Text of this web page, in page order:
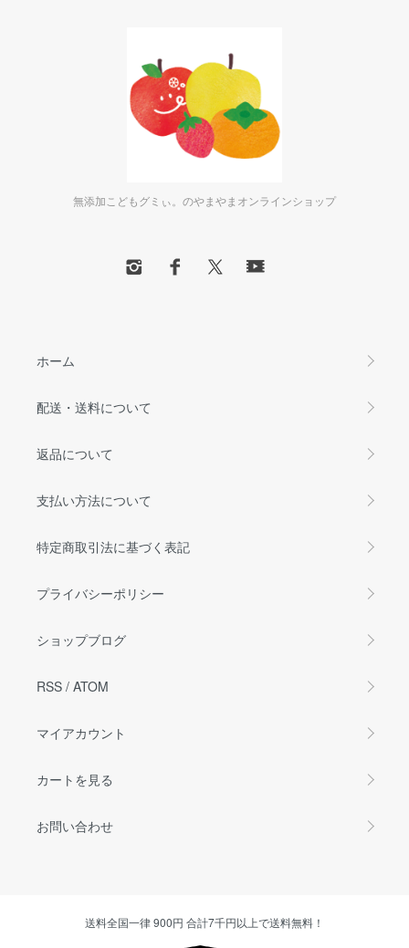
無添加こどもグミぃ。のやまやまオンラインショップ
ホーム
配送・送料について
返品について
支払い方法について
特定商取引法に基づく表記
プライバシーポリシー
ショップブログ
RSS / ATOM
マイアカウント
カートを見る
お問い合わせ
送料全国一律 900円 合計7千円以上で送料無料！